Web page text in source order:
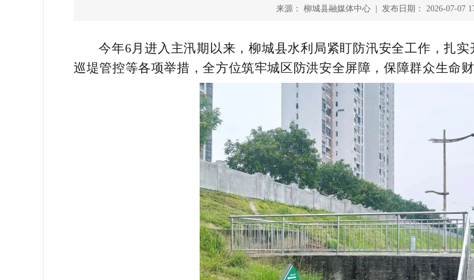
来源： 柳城县融媒体中心 | 发布日期： 2026-07-07
今年6月进入主汛期以来，柳城县水利局紧盯防汛安全工作，扎
巡堤管控等各项举措，全方位筑牢城区防洪安全屏障，保障群众生命财